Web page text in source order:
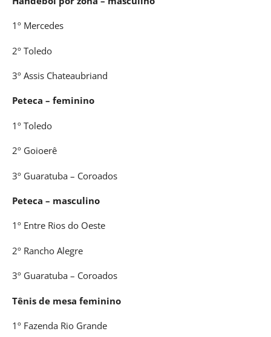
1º Mercedes
2º Toledo
3º Assis Chateaubriand
Peteca – feminino
1º Toledo
2º Goioerê
3º Guaratuba – Coroados
Peteca – masculino
1º Entre Rios do Oeste
2º Rancho Alegre
3º Guaratuba – Coroados
Tênis de mesa feminino
1º Fazenda Rio Grande